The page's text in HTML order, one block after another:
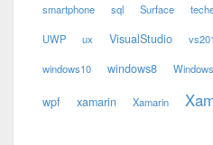
smartphone sql Surface
UWP ux VisualStudio
windows10 windows8
wpf xamarin Xamarin